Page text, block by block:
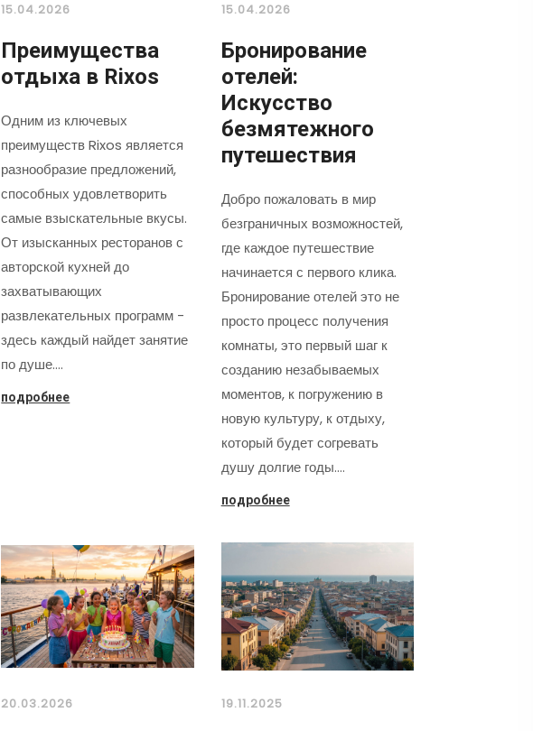
15.04.2026
Преимущества
отдыха в Rixos
Одним из ключевых
преимуществ Rixos является
разнообразие предложений,
способных удовлетворить
самые взыскательные вкусы.
От изысканных ресторанов с
авторской кухней до
захватывающих
развлекательных программ -
здесь каждый найдет занятие
по душе.…
подробнее
15.04.2026
Бронирование
отелей:
Искусство
безмятежного
путешествия
Добро пожаловать в мир
безграничных возможностей,
где каждое путешествие
начинается с первого клика.
Бронирование отелей это не
просто процесс получения
комнаты, это первый шаг к
созданию незабываемых
моментов, к погружению в
новую культуру, к отдыху,
который будет согревать
душу долгие годы.…
подробнее
20.03.2026 19.11.2025